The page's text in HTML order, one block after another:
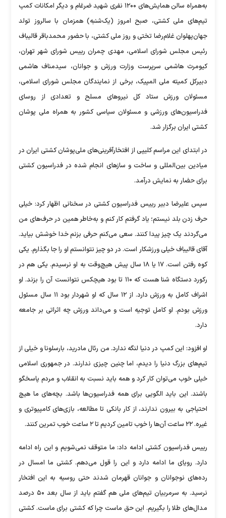
به‌همراه سالن همایش‌های ۱۲۰۰ نفری شهید ضرغام و دیگر امکانات کمپ
تیم‌های ملی کشتی، صبح امروز (یک‌شنبه) همزمان با سالروز تولد
جهان‌پهلوان غلام‌رضا تختی و روز ملی کشتی، با حضور محمدباقر قالیباف
رئیس مجلس شورای اسلامی، مهدی چمران رییس شورای شهر تهران،
کیومرث هاشمی سرپرست وزارت ورزش و جوانان، سیدمناف هاشمی
دبیرکل کمیته ملی المپیک، برخی از نمایندگان مجلس شورای اسلامی،
مسئولان ورزش ستاد کل نیرو‌های مسلح و تعدادی از روسای
فدراسیون‌های ورزشی و مسئولان سیاسی کشور به همراه ملی پوشان
کشتی ایران برگزار شد.
در ابتدای این مراسم کلیپی از افتخارآفرینی‌های ملی‌پوشان کشتی ایران در
میادین بین‌المللی و ساخت و ساز‌های انجام شده در فدراسیون کشتی
برای حضار به نمایش درآمد.
سپس علیرضا دبیر رییس فدراسیون کشتی در سخنانی اظهار کرد: خیلی
حرف زدن بلد نیستم؛ یاد گرفتم کار کنم و به‌خاطر همین در حرف‌های من
می‌گردند یک چیز پیدا کنند. سعی می‌کنم حرفی بزنم خدا خوشش بیاید.
آقای قالیباف خیلی ورزشکار است. در دو چیز نتوانستم او را جا بگذارم. یکی
کوه رفتن است. ۱۷ یا ۱۸ سال پیش هیچ‌وقت به او نرسیدم. یکی هم در
رکورد دستگاه شنا هست که ۱۱۰ تا بود هیچکس نتوانست آن را بزند. او
اشراف کامل به ورزش دارد. از ۱۲ سال که او شهردار بود ۱۱ سال مسئول
ورزش بودم. او کامل توجیه است و می‌داند ورزش چه اثراتی بر جامعه
دارد.
او افزود: این کمپ در دنیا لنگه ندارد. من رئال مادرید، بارسلونا و خیلی از
تیم‌های بزرگ دنیا را دیدم، اما چنین چیزی ندارند. در جمهوری اسلامی
خیلی خوب می‌توان کار کرد و همه باید نسبت به انقلاب و مردم پاسخگو
باشند. این باید الگویی برای همه فدراسیون‌ها باشد. بچه‌های ما هیچ
احتیاجی به بیرون ندارند، از کار بانکی تا مطالعه، بازی‌های کامپیوتری و
غیره. ۲۲ ساعت آن‌ها را خوب تامین کردیم تا ۲ ساعت خوب تمرین کنند.
رییس فدراسیون کشتی ادامه داد: ما متوقف نمی‌شویم و این راه ادامه
دارد. رویای ما ادامه دارد و این را قول می‌دهم. کشتی ما امسال در
رده‌های نوجوانان و جوانان قهرمان شدند حتی روسیه به این افتخار
نرسید. به سرمربیان تیم‌های ملی هم گفتم باید از سال بعد ۵۰ درصد
مدال‌های طلا را بگیریم. این حق ماست چرا که کشتی برای ماست. کشتی